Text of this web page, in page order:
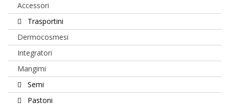
Accessori
Trasportini
Dermocosmesi
Integratori
Mangimi
Semi
Pastoni